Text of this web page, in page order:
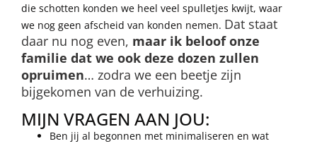
die schotten konden we heel veel spulletjes kwijt, waar
we nog geen afscheid van konden nemen. Dat staat
daar nu nog even, maar ik beloof onze
familie dat we ook deze dozen zullen
opruimen… zodra we een beetje zijn
bijgekomen van de verhuizing.
MIJN VRAGEN AAN JOU:
Ben jij al begonnen met minimaliseren en wat